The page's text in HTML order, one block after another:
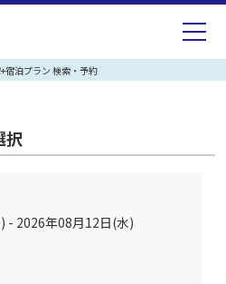
宿泊プラン 検索・予約
択
- 2026年08月12日(水)